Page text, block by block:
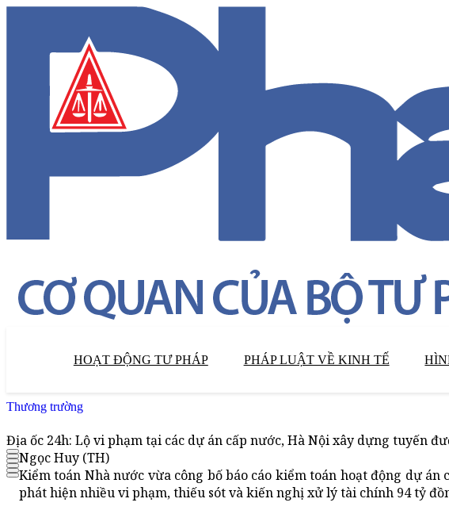
HOẠT ĐỘNG TƯ PHÁP PHÁP LUẬT VỀ KINH TẾ
Thương trường
Địa ốc 24h: Lộ vi phạm tại các dự án cấp nước, Hà Nội xây dựng tuyến
Ngọc Huy (TH)
Kiểm toán Nhà nước vừa công bố báo cáo kiểm toán hoạt động dự
phát hiện nhiều vi phạm, thiếu sót và kiến nghị xử lý tài chính 94 tỷ